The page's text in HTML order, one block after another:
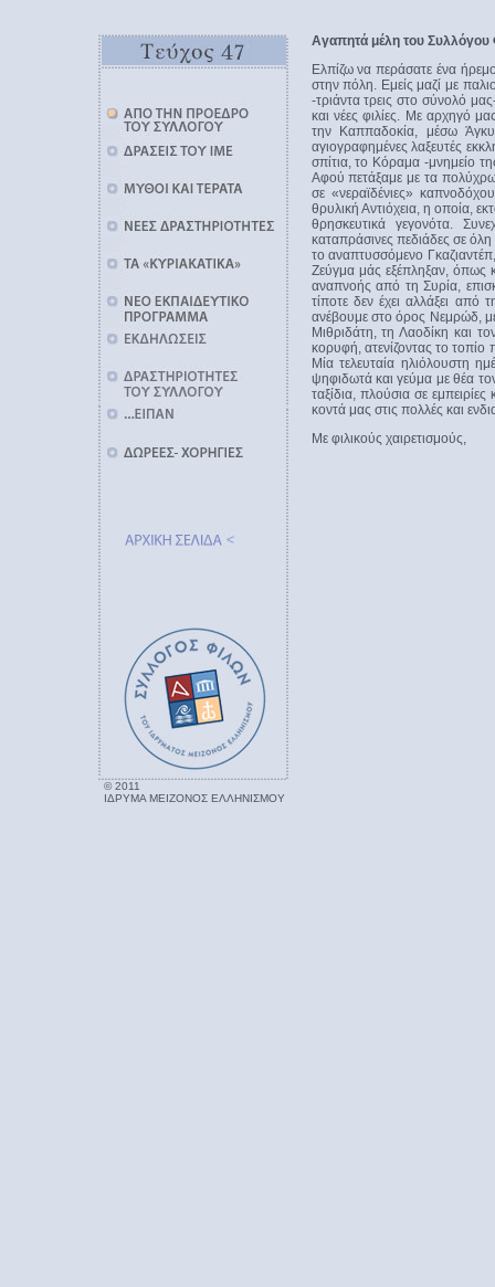
© 2011
ΙΔΡΥΜΑ ΜΕΙΖΟΝΟΣ ΕΛΛΗΝΙΣΜΟΥ
Αγαπητά μέλη του Συλλόγου
Ελπίζω να περάσατε ένα
στην πόλη. Εμείς μαζί με
-τριάντα τρεις στο σύνολό
και νέες φιλίες. Με αρχηγό
την Καππαδοκία, μέσω
αγιογραφημένες λαξευτές
σπίτια, το Κόραμα -μνημείο
Αφού πετάξαμε με τα
σε «νεραϊδένιες»
θρυλική Αντιόχεια, η οποία,
θρησκευτικά γεγονότα.
καταπράσινες πεδιάδες σε
το αναπτυσσόμενο
Ζεύγμα μάς εξέπληξαν, όπως
αναπνοής από τη Συρία,
τίποτε δεν έχει αλλάξει
ανέβουμε στο όρος Νεμρώδ,
Μιθριδάτη, τη Λαοδίκη και
κορυφή, ατενίζοντας το
Μία τελευταία ηλιόλουστη
ψηφιδωτά και γεύμα με θέα
ταξίδια, πλούσια σε
κοντά μας στις πολλές και
Με φιλικούς χαιρετισμούς,